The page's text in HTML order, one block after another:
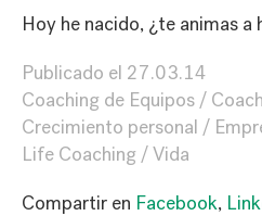
Hoy he nacido, ¿te animas a
Publicado el 27.03.14
Coaching de Equipos
Crecimiento personal
Life Coaching
Vida
Compartir en Facebook,